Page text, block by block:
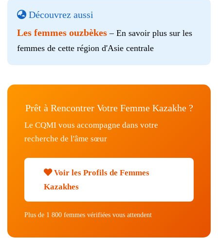
Découvrez aussi
Les femmes ouzbèkes – En savoir plus sur les
femmes de cette région d'Asie centrale
Prêt à Rencontrer Votre Femme Kazakhe ?
Le CQMI vous accompagne dans votre
recherche de l'âme sœur
Voir les Profils de Femmes
Kazakhes
Plus de 1 800 femmes vérifiées vous attendent